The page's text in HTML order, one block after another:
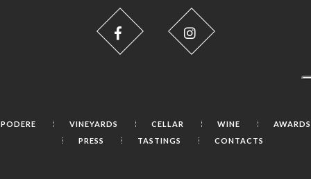
PODERE VINEYARDS CELLAR WINE
AWARDS
PRESS
TASTINGS CONTACTS